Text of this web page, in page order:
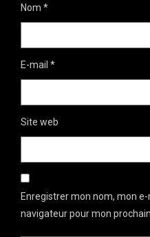
Nom *
E-mail *
Site web
Enregistrer mon nom, mon
navigateur pour mon